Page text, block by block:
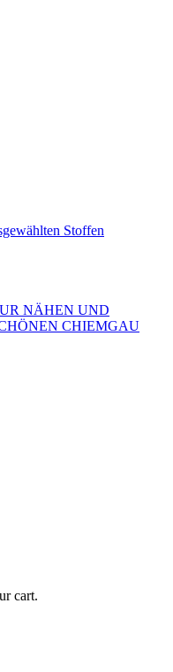
Stoffen
NÄHEN UND
CHIEMGAU
cart.